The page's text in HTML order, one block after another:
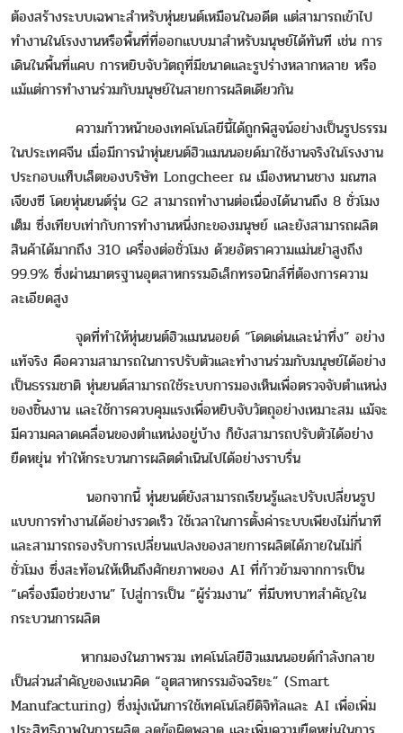
ต้องสร้างระบบเฉพาะสำหรับหุ่นยนต์เหมือนในอดีต แต่สามารถเข้าไป
ทำงานในโรงงานหรือพื้นที่ที่ออกแบบมาสำหรับมนุษย์ได้ทันที เช่น การ
เดินในพื้นที่แคบ การหยิบจับวัตถุที่มีขนาดและรูปร่างหลากหลาย หรือ
แม้แต่การทำงานร่วมกับมนุษย์ในสายการผลิตเดียวกัน
ความก้าวหน้าของเทคโนโลยีนี้ได้ถูกพิสูจน์อย่างเป็นรูปธรรม
ในประเทศจีน เมื่อมีการนำหุ่นยนต์ฮิวแมนนอยด์มาใช้งานจริงในโรงงาน
ประกอบแท็บเล็ตของบริษัท Longcheer ณ เมืองหนานชาง มณฑล
เจียงซี โดยหุ่นยนต์รุ่น G2 สามารถทำงานต่อเนื่องได้นานถึง 8 ชั่วโมง
เต็ม ซึ่งเทียบเท่ากับการทำงานหนึ่งกะของมนุษย์ และยังสามารถผลิต
สินค้าได้มากถึง 310 เครื่องต่อชั่วโมง ด้วยอัตราความแม่นยำสูงถึง
99.9% ซึ่งผ่านมาตรฐานอุตสาหกรรมอิเล็กทรอนิกส์ที่ต้องการความ
ละเอียดสูง
จุดที่ทำให้หุ่นยนต์ฮิวแมนนอยด์ “โดดเด่นและน่าทึ่ง” อย่าง
แท้จริง คือความสามารถในการปรับตัวและทำงานร่วมกับมนุษย์ได้อย่าง
เป็นธรรมชาติ หุ่นยนต์สามารถใช้ระบบการมองเห็นเพื่อตรวจจับตำแหน่ง
ของชิ้นงาน และใช้การควบคุมแรงเพื่อหยิบจับวัตถุอย่างเหมาะสม แม้จะ
มีความคลาดเคลื่อนของตำแหน่งอยู่บ้าง ก็ยังสามารถปรับตัวได้อย่าง
ยืดหยุ่น ทำให้กระบวนการผลิตดำเนินไปได้อย่างราบรื่น
นอกจากนี้ หุ่นยนต์ยังสามารถเรียนรู้และปรับเปลี่ยนรูป
แบบการทำงานได้อย่างรวดเร็ว ใช้เวลาในการตั้งค่าระบบเพียงไม่กี่นาที
และสามารถรองรับการเปลี่ยนแปลงของสายการผลิตได้ภายในไม่กี่
ชั่วโมง ซึ่งสะท้อนให้เห็นถึงศักยภาพของ AI ที่ก้าวข้ามจากการเป็น
“เครื่องมือช่วยงาน” ไปสู่การเป็น “ผู้ร่วมงาน” ที่มีบทบาทสำคัญใน
กระบวนการผลิต
หากมองในภาพรวม เทคโนโลยีฮิวแมนนอยด์กำลังกลาย
เป็นส่วนสำคัญของแนวคิด “อุตสาหกรรมอัจฉริยะ” (Smart
Manufacturing) ซึ่งมุ่งเน้นการใช้เทคโนโลยีดิจิทัลและ AI เพื่อเพิ่ม